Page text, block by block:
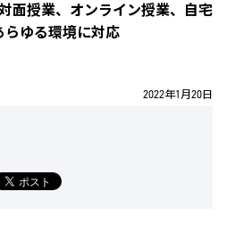
面授業、オンライン授業、自宅
らゆる環境に対応
2022年1月20日